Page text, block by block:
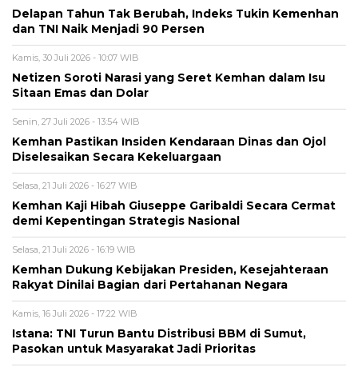
Delapan Tahun Tak Berubah, Indeks Tukin Kemenhan
dan TNI Naik Menjadi 90 Persen
Kamis, 30 Juli 2026 - 10:07 WIB
Netizen Soroti Narasi yang Seret Kemhan dalam Isu
Sitaan Emas dan Dolar
Senin, 27 Juli 2026 - 13:54 WIB
Kemhan Pastikan Insiden Kendaraan Dinas dan Ojol
Diselesaikan Secara Kekeluargaan
Selasa, 21 Juli 2026 - 16:27 WIB
Kemhan Kaji Hibah Giuseppe Garibaldi Secara Cermat
demi Kepentingan Strategis Nasional
Selasa, 21 Juli 2026 - 16:19 WIB
Kemhan Dukung Kebijakan Presiden, Kesejahteraan
Rakyat Dinilai Bagian dari Pertahanan Negara
Kamis, 16 Juli 2026 - 17:22 WIB
Istana: TNI Turun Bantu Distribusi BBM di Sumut,
Pasokan untuk Masyarakat Jadi Prioritas